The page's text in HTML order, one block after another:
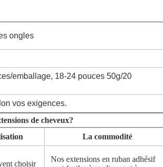
ongles
emballage, 18-24 pouces 50g/20
vos exigences.
de cheveux?
La commodité
choisir
Nos extensions en ruban adhésif